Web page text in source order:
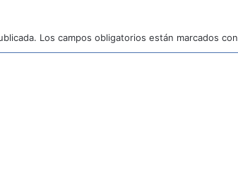
Los campos obligatorios están marcados con